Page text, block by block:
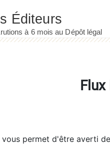
Flux
vous permet d'être averti